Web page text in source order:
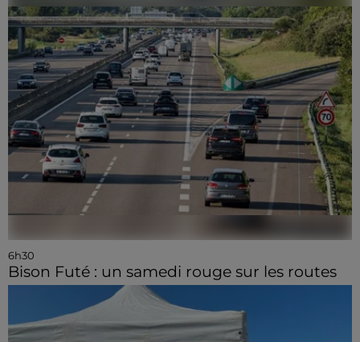
6h30
Bison Futé : un samedi rouge sur les routes